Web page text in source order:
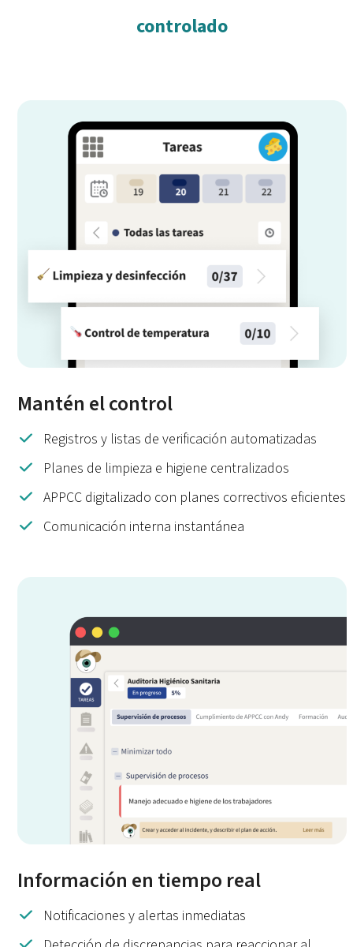
controlado
Mantén el control
Registros y listas de verificación automatizadas
Planes de limpieza e higiene centralizados
APPCC digitalizado con planes correctivos eficientes
Comunicación interna instantánea
Información en tiempo real
Notificaciones y alertas inmediatas